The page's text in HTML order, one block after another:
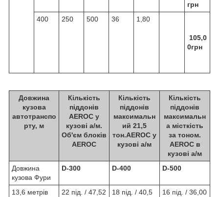
грн
400
250 500 36 1,80
105,0
0грн
Довжина
кузова
автотранспо
рту, м
Кількість
піддонів
AEROC у
кузові а/м.
Об'єм блоків
AEROC
Кількість
піддонів
максимальн
ий 21,5
тон.AEROC у
кузові а/м
Кількість
піддонів
максимальн
а місткість
за тоном.
AEROC в
кузові а/м
Довжина
кузова Фури
D-300 D-400 D-500
13,6 метрів
22 під. / 47,52
18 під. / 40,5
16 під. / 36,00